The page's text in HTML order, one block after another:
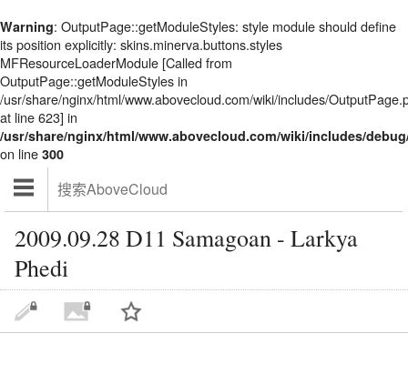
Warning: OutputPage::getModuleStyles: style module should define
its position explicitly: skins.minerva.buttons.styles
MFResourceLoaderModule [Called from
OutputPage::getModuleStyles in
/usr/share/nginx/html/www.abovecloud.com/wiki/includes/
at line 623] in
/usr/share/nginx/html/www.abovecloud.com/wiki/includes/
on line 300
2009.09.28 D11 Samagoan - Larkya
Phedi